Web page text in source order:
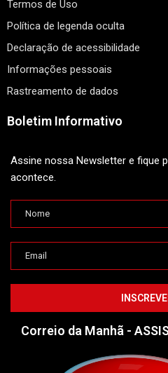
Termos de Uso
Política de legenda oculta
Declaração de acessibilidade
Informações pessoais
Rastreamento de dados
Boletim Informativo
Assine nossa Newsletter e fique
acontece.
Correio da Manhã -